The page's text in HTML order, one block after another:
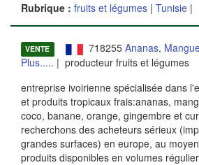
Rubrique : fruits et légumes | Tunisie |
VENTE 718255 Ananas,
Plus..... | producteur fruits et légumes
entreprise ivoirienne spécialisée dans
et produits tropicaux frais:ananas,
coco, banane, orange, gingembre et
recherchons des acheteurs sérieux
grandes surfaces) en europe, au
produits disponibles en volumes